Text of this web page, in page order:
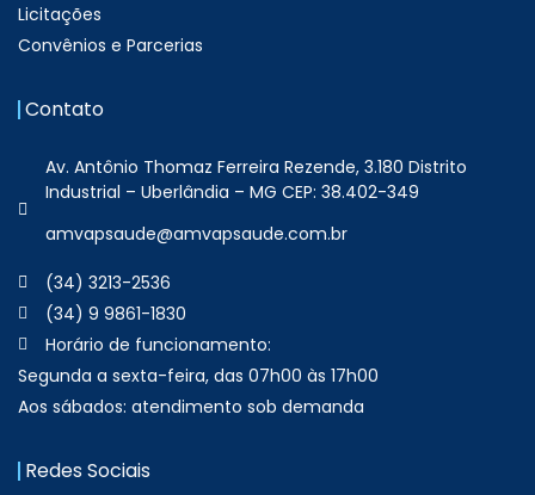
Licitações
Convênios e Parcerias
Contato
Av. Antônio Thomaz Ferreira Rezende, 3.180 Distrito
Industrial – Uberlândia – MG CEP: 38.402-349
amvapsaude@amvapsaude.com.br
(34) 3213-2536
(34) 9 9861-1830
Horário de funcionamento:
Segunda a sexta-feira, das 07h00 às 17h00
Aos sábados: atendimento sob demanda
Redes Sociais